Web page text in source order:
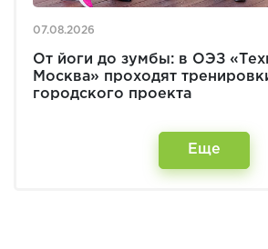
07.08.2026
От йоги до зумбы: в ОЭЗ
Москва» проходят
городского проекта
Еще